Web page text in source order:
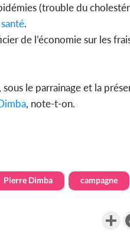
(trouble du
santé.
de l’économie sur les
le parrainage et la
, note-t-on.
Pierre Dimba campagne